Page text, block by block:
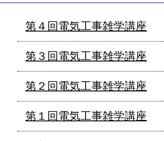
第４回電気工事雑学講座
第３回電気工事雑学講座
第２回電気工事雑学講座
第１回電気工事雑学講座